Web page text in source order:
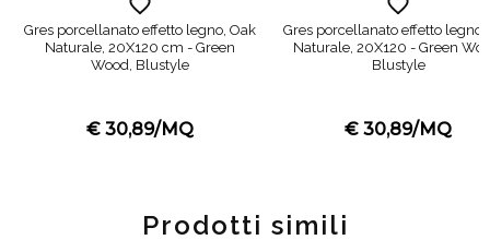
Gres porcellanato effetto legno, Oak
Naturale, 20X120 cm - Green
Wood, Blustyle
€ 30,89/MQ
Gres porcellanato effetto legno,
Naturale, 20X120 - Green
Blustyle
€ 30,89/MQ
Prodotti simili